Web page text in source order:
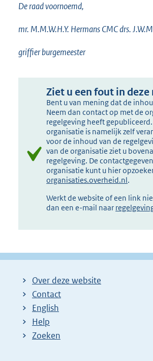
De raad voornoemd,
mr. M.M.W.H.Y. Hermans CMC drs.
griffier burgemeester
Ziet u een fout in deze
Bent u van mening dat de
Neem dan contact op met de
regelgeving heeft gepubliceerd.
organisatie is namelijk zelf
voor de inhoud van de
van de organisatie ziet u
regelgeving. De
organisatie kunt u hier
organisaties.overheid.nl.
Werkt de website of een link
dan een e-mail naar
Over deze website
Contact
English
Help
Zoeken